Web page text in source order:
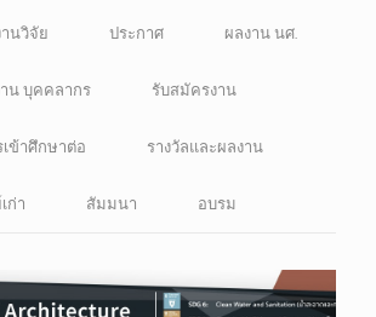
นวิจัย ประกาศ ผลงาน นศ.
น บุคคลากร รับสมัครงาน
ข้าศึกษาต่อ รางวัลและผลงาน
ก่า สัมมนา อบรม